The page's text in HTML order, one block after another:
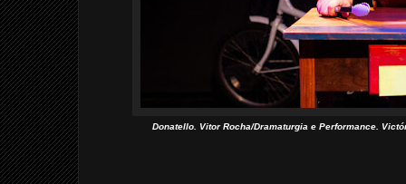
Donatello. Vitor Rocha/Dramaturgia e Performance.